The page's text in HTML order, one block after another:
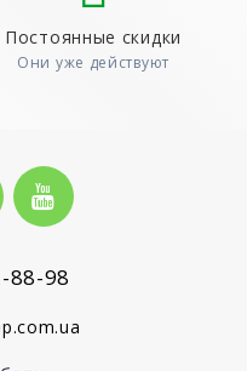
Постоянные скидки
Они уже действуют
88-98